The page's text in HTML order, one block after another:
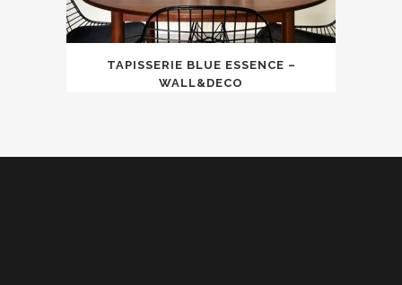
TAPISSERIE BLUE ESSENCE –
WALL&DECO